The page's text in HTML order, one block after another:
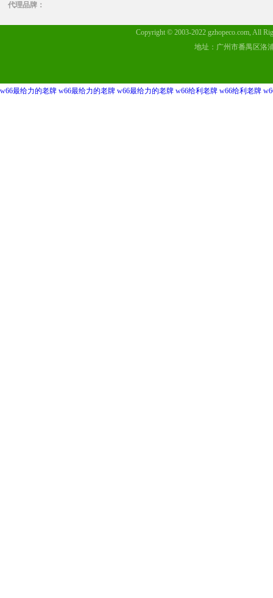
代理品牌：
Copyright © 2003-2022 gzhopeco.com, All
地址：广州市番禺区洛
w66最给力的老牌 w66最给力的老牌 w66最给力的老牌 w66给利老牌 w66给利老牌